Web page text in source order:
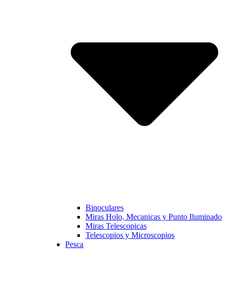
Binoculares
Miras Holo, Mecanicas y Punto Iluminado
Miras Telescopicas
Telescopios y Microscopios
Pesca